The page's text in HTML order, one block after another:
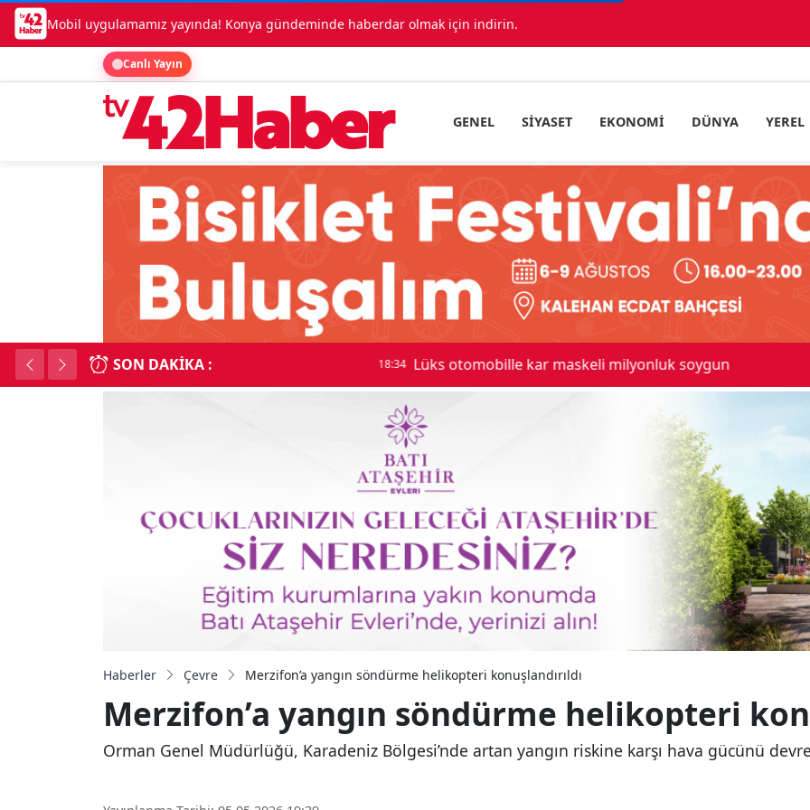
Mobil uygulamamız yayında! Konya gündeminde haberdar olmak için indirin.
Canlı Yayın
GENEL SIYASET EKONOMI DÜNYA YEREL
SON DAKIKA : Lüks otomobille kar maskeli milyonluk soygun
Haberler Çevre Merzifon’a yangın söndürme helikopteri konuşlandırıldı
Merzifon’a yangın söndürme helikopteri
Orman Genel Müdürlüğü, Karadeniz Bölgesi’nde artan yangın riskine karşı hava gücünü